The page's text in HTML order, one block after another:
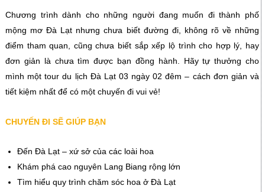
Chương trình dành cho những người đang muốn đi thành phố
mộng mơ Đà Lạt nhưng chưa biết đường đi, không rõ về những
điểm tham quan, cũng chưa biết sắp xếp lộ trình cho hợp lý, hay
đơn giản là chưa tìm được bạn đồng hành. Hãy tự thưởng cho
mình một tour du lịch Đà Lạt 03 ngày 02 đêm – cách đơn giản và
tiết kiệm nhất để có một chuyến đi vui vẻ!
CHUYẾN ĐI SẼ GIÚP BẠN
Đến Đà Lạt – xứ sở của các loài hoa
Khám phá cao nguyên Lang Biang rộng lớn
Tìm hiểu quy trình chăm sóc hoa ở Đà Lạt